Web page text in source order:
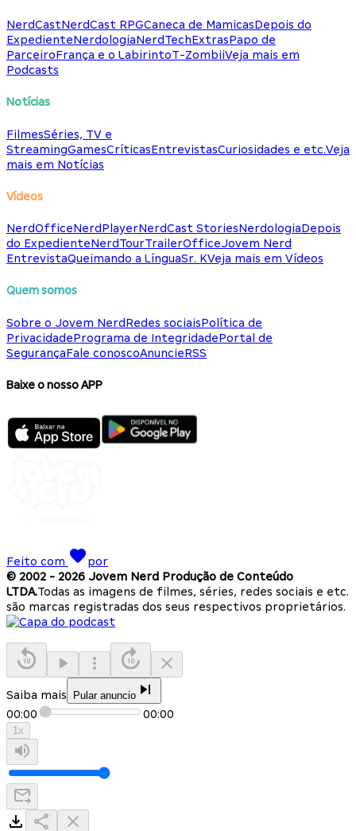
NerdCastNerdCast RPGCaneca de MamicasDepois do
ExpedienteNerdologiaNerdTechExtrasPapo de
ParceiroFrança e o LabirintoT-ZombiiVeja mais em
Podcasts
Notícias
FilmesSéries, TV e
StreamingGamesCríticasEntrevistasCuriosidades e etc.Veja
mais em Notícias
Vídeos
NerdOfficeNerdPlayerNerdCast StoriesNerdologiaDepois
do ExpedienteNerdTourTrailerOfficeJovem Nerd
EntrevistaQueimando a LínguaSr. KVeja mais em Vídeos
Quem somos
Sobre o Jovem NerdRedes sociaisPolítica de
PrivacidadePrograma de IntegridadePortal de
SegurançaFale conoscoAnuncieRSS
Baixe o nosso APP
Feito com
por
© 2002 - 2026 Jovem Nerd Produção de Conteúdo
LTDA.Todas as imagens de filmes, séries, redes sociais e etc.
são marcas registradas dos seus respectivos proprietários.
Saiba mais Pular anuncio
00:00 00:00
1x